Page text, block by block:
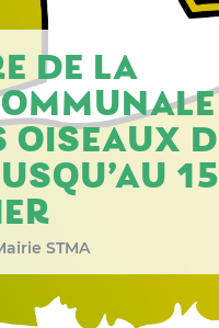
DE LA
OISEAUX
15
STMA